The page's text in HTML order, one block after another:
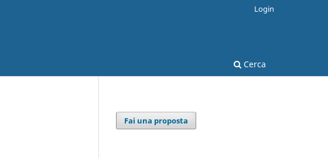
Cerca
Login
Fai una proposta